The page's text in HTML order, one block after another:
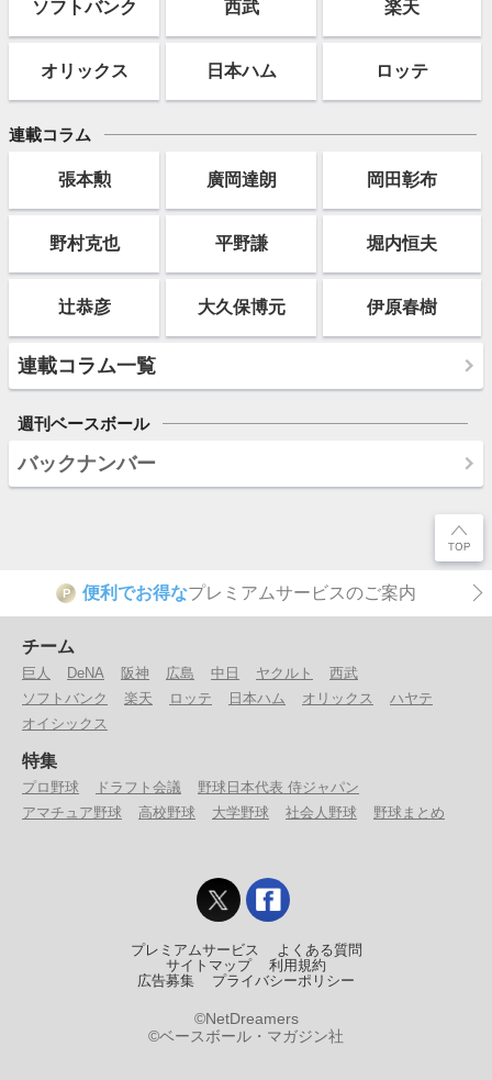
ソフト バンク 西武 楽天
オリックス 日本ハム ロッテ
連載コラム
張本勲 廣岡達朗 岡田彰布
野村克也 平野謙 堀内恒夫
辻恭彦 大久保博元 伊原春樹
連載コラム一覧
週刊ベースボール
バックナンバー
P 便利でお得なプレミアムサービスのご案内
チーム
巨人 DeNA 阪神 広島 中日 ヤクルト
西武
ソフトバンク
楽天 ロッテ 日本ハム オリックス
ハヤテ
オイシックス
特集
プロ野球 ドラフト会議
野球日本代表 侍ジャパン
アマチュア野球
高校野球 大学野球 社会人野球 野球まとめ
プレミアムサービス
よくある質問
サイトマップ
利用規約
広告募集
プライバシーポリシー
©NetDreamers
©ベースボール・マガジン社